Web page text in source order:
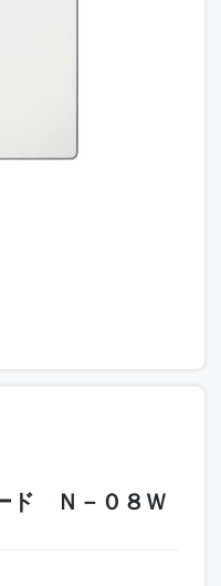
ド Ｎ－０８Ｗ